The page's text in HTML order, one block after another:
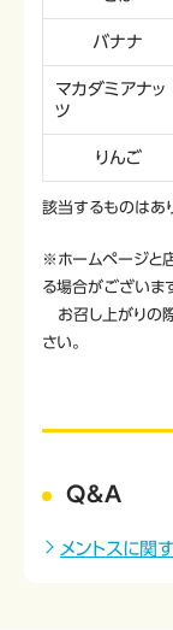
バナナ
マカダミアナッ
ツ
りんご
該当するものはあ
※ホームページと
る場合がございま
お召し上がりの
さい。
Q&A
メントスに関